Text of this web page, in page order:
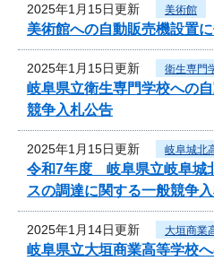
2025年1月15日更新 美術館
美術館への自動販売機設置
2025年1月15日更新 衛生専門
岐阜県立衛生専門学校への
競争入札公告
2025年1月15日更新 岐阜城北
令和7年度 岐阜県立岐阜城
スの調達に関する一般競争
2025年1月14日更新 大垣商業
岐阜県立大垣商業高等学校